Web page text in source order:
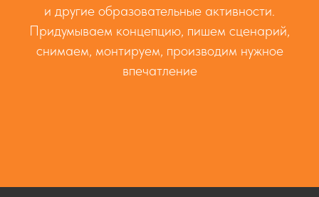
и другие образовательные активности.
Придумываем концепцию, пишем сценарий,
снимаем, монтируем, производим нужное
впечатление